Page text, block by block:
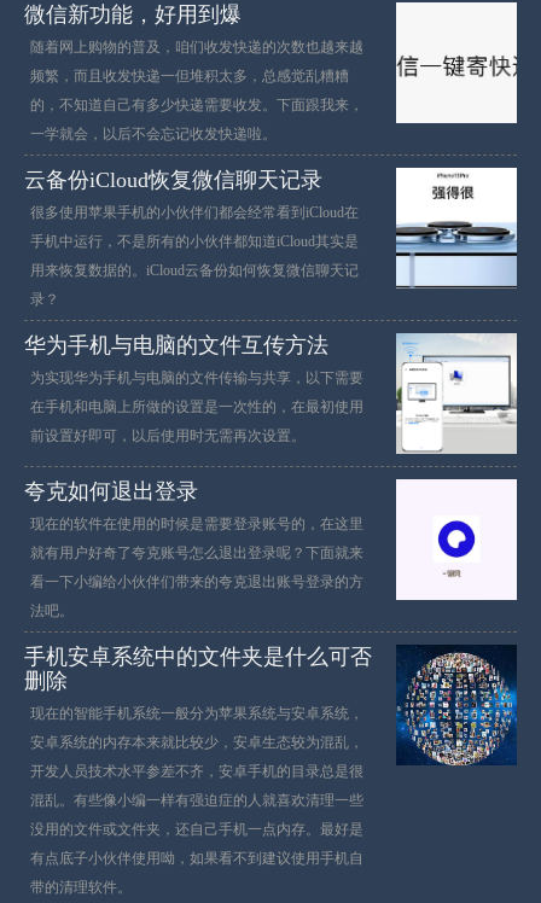
微信新功能，好用到爆
随着网上购物的普及，咱们收发快递的次数也越来越
频繁，而且收发快递一但堆积太多，总感觉乱糟糟
的，不知道自己有多少快递需要收发。下面跟我来，
一学就会，以后不会忘记收发快递啦。
云备份iCloud恢复微信聊天记录
很多使用苹果手机的小伙伴们都会经常看到iCloud在
手机中运行，不是所有的小伙伴都知道iCloud其实是
用来恢复数据的。iCloud云备份如何恢复微信聊天记
录？
华为手机与电脑的文件互传方法
为实现华为手机与电脑的文件传输与共享，以下需要
在手机和电脑上所做的设置是一次性的，在最初使用
前设置好即可，以后使用时无需再次设置。
夸克如何退出登录
现在的软件在使用的时候是需要登录账号的，在这里
就有用户好奇了夸克账号怎么退出登录呢？下面就来
看一下小编给小伙伴们带来的夸克退出账号登录的方
法吧。
手机安卓系统中的文件夹是什么可否
删除
现在的智能手机系统一般分为苹果系统与安卓系统，
安卓系统的内存本来就比较少，安卓生态较为混乱，
开发人员技术水平参差不齐，安卓手机的目录总是很
混乱。有些像小编一样有强迫症的人就喜欢清理一些
没用的文件或文件夹，还自己手机一点内存。最好是
有点底子小伙伴使用呦，如果看不到建议使用手机自
带的清理软件。